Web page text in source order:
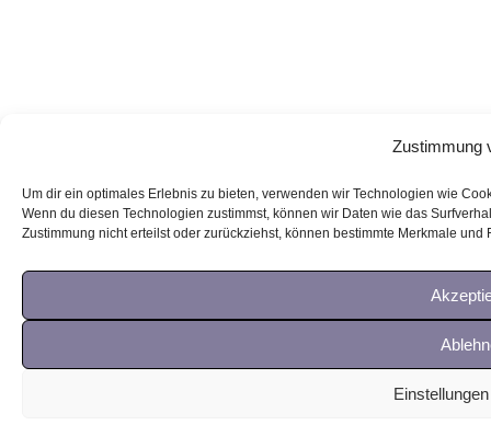
Zustimmung
Um dir ein optimales Erlebnis zu bieten, verwenden wir Technologien wie
Wenn du diesen Technologien zustimmst, können wir Daten wie das
Zustimmung nicht erteilst oder zurückziehst, können bestimmte Merkmale